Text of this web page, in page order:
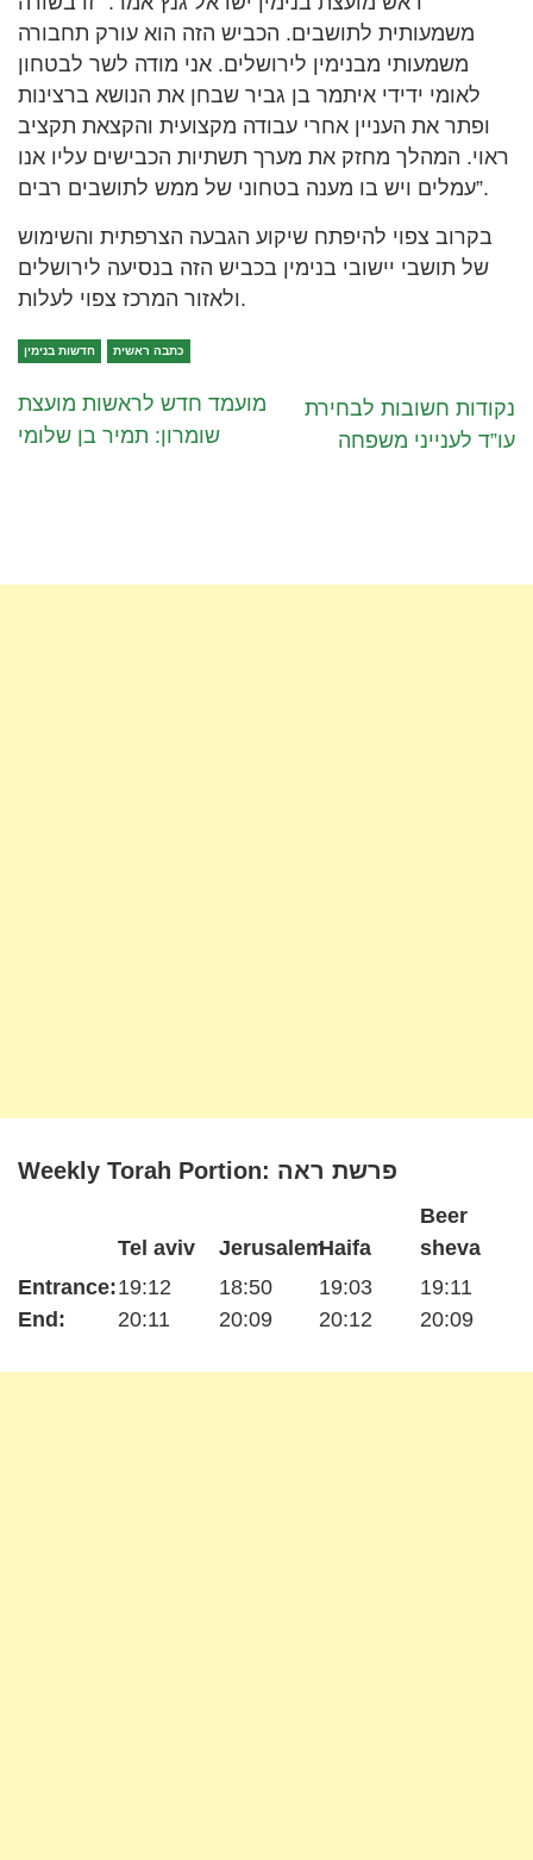
משמעותית לתושבים. הכביש הזה הוא עורק תחבורה
משמעותי מבנימין לירושלים. אני מודה לשר לבטחון
לאומי ידידי איתמר בן גביר שבחן את הנושא ברצינות
ופתר את העניין אחרי עבודה מקצועית והקצאת תקציב
ראוי. המהלך מחזק את מערך תשתיות הכבישים עליו אנו
עמלים ויש בו מענה בטחוני של ממש לתושבים רבים”.
בקרוב צפוי להיפתח שיקוע הגבעה הצרפתית והשימוש
של תושבי יישובי בנימין בכביש הזה בנסיעה לירושלים
ולאזור המרכז צפוי לעלות.
חדשות בנימין כתבה ראשית
מועמד חדש לראשות מועצת
שומרון: תמיר בן שלומי
נקודות חשובות לבחירת
עו”ד לענייני משפחה
Weekly Torah Portion: פרשת ראה
Entrance:
End:
Tel aviv
19:12
20:11
Jerusalem
18:50
20:09
Haifa
19:03
20:12
Beer
sheva
19:11
20:09